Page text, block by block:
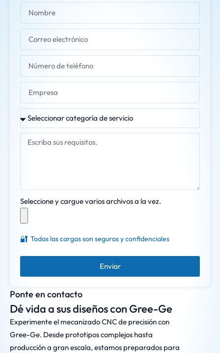
Ponte en contacto
Dé vida a sus diseños con Gree-Ge
Experimente el mecanizado CNC de precisión con
Gree-Ge. Desde prototipos complejos hasta
producción a gran escala, estamos preparados para
Seleccione y cargue varios archivos a la vez.
🔐 Todas las cargas son seguras y confidenciales
Enviar